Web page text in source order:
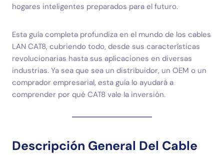
hogares inteligentes preparados para el futuro.
Esta guía completa profundiza en el mundo de los cables
LAN CAT8, cubriendo todo, desde sus características
revolucionarias hasta sus aplicaciones en diversas
industrias. Ya sea que sea un distribuidor, un OEM o un
comprador empresarial, esta guía lo ayudará a
comprender por qué CAT8 vale la inversión.
Descripción General Del Cable